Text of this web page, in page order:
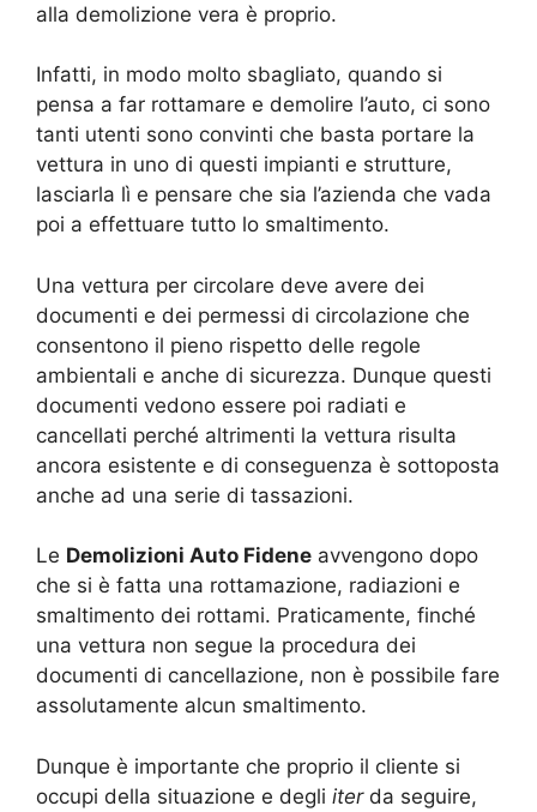
alla demolizione vera è proprio.
Infatti, in modo molto sbagliato, quando si
pensa a far rottamare e demolire l’auto, ci sono
tanti utenti sono convinti che basta portare la
vettura in uno di questi impianti e strutture,
lasciarla lì e pensare che sia l’azienda che vada
poi a effettuare tutto lo smaltimento.
Una vettura per circolare deve avere dei
documenti e dei permessi di circolazione che
consentono il pieno rispetto delle regole
ambientali e anche di sicurezza. Dunque questi
documenti vedono essere poi radiati e
cancellati perché altrimenti la vettura risulta
ancora esistente e di conseguenza è sottoposta
anche ad una serie di tassazioni.
Le Demolizioni Auto Fidene avvengono dopo
che si è fatta una rottamazione, radiazioni e
smaltimento dei rottami. Praticamente, finché
una vettura non segue la procedura dei
documenti di cancellazione, non è possibile fare
assolutamente alcun smaltimento.
Dunque è importante che proprio il cliente si
occupi della situazione e degli iterda seguire,